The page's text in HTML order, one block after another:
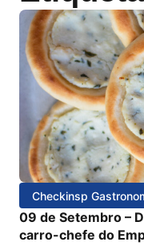
Checkinsp
09 de Setembro –
carro-chefe do